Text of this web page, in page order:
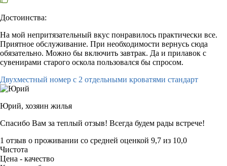
Достоинства:
На мой непритязательный вкус понравилось практически все.
Приятное обслуживание. При необходимости вернусь сюда
обязательно. Можно бы включить завтрак. Да и прилавок с
сувенирами старого оскола пользовался бы спросом.
Двухместный номер с 2 отдельными кроватями стандарт
Юрий, хозяин жилья
Спасибо Вам за теплый отзыв! Всегда будем рады встрече!
1 отзыв о проживании со средней оценкой 9,7 из 10,0
Чистота
Цена - качество